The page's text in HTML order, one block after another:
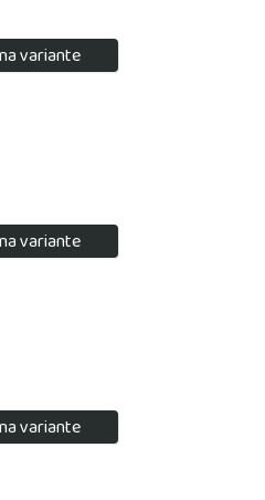
variante
variante
variante